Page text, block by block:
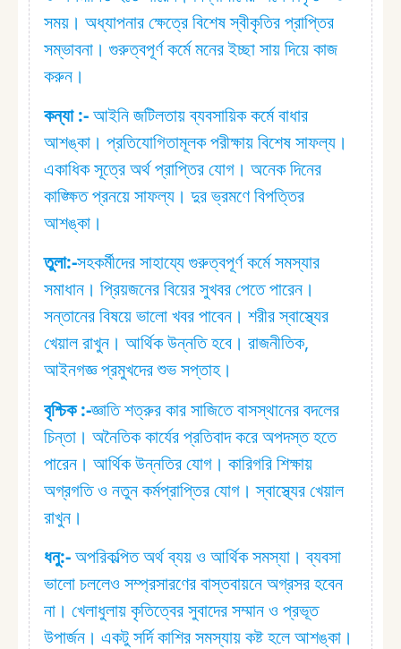
সময়। অধ্যাপনার ক্ষেত্রে বিশেষ স্বীকৃতির প্রাপ্তির
সম্ভাবনা। গুরুত্বপূর্ণ কর্মে মনের ইচ্ছা সায় দিয়ে কাজ
করুন।
কন্যা :⁠-আইনি জটিলতায় ব্যবসায়িক কর্মে বাধার
আশঙ্কা। প্রতিযোগিতামূলক পরীক্ষায় বিশেষ সাফল্য।
একাধিক সূত্রে অর্থ প্রাপ্তির যোগ। অনেক দিনের
কাঙ্ক্ষিত প্রনয়ে সাফল্য। দুর ভ্রমণে বিপত্তির
আশঙ্কা।
তুলা:⁠-সহকর্মীদের সাহায্যে গুরুত্বপূর্ণ কর্মে সমস্যার
সমাধান। প্রিয়জনের বিয়ের সুখবর পেতে পারেন।
সন্তানের বিষয়ে ভালো খবর পাবেন। শরীর স্বাস্থ্যের
খেয়াল রাখুন। আর্থিক উন্নতি হবে। রাজনীতিক,
আইনগজ্ঞ প্রমুখদের শুভ সপ্তাহ।
বৃশ্চিক :⁠-জ্ঞাতি শত্রুর কার সাজিতে বাসস্থানের বদলের
চিন্তা। অনৈতিক কার্যের প্রতিবাদ করে অপদস্ত হতে
পারেন। আর্থিক উন্নতির যোগ। কারিগরি শিক্ষায়
অগ্রগতি ও নতুন কর্মপ্রাপ্তির যোগ। স্বাস্থ্যের খেয়াল
রাখুন।
ধনু:⁠-অপরিকল্পিত অর্থ ব্যয় ও আর্থিক সমস্যা। ব্যবসা
ভালো চললেও সম্প্রসারণের বাস্তবায়নে অগ্রসর হবেন
না। খেলাধুলায় কৃতিত্বের সুবাদের সম্মান ও প্রভূত
উপার্জন। একটু সর্দি কাশির সমস্যায় কষ্ট হলে আশঙ্কা।